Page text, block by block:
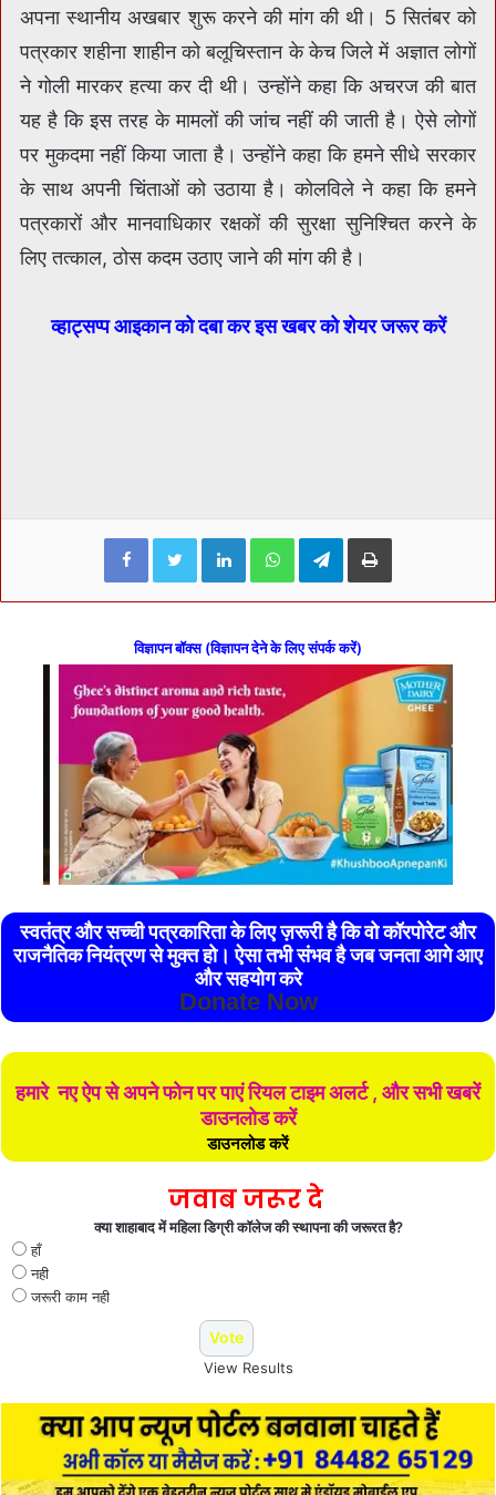
अपना स्थानीय अखबार शुरू करने की मांग की थी। 5 सितंबर को
पत्रकार शहीना शाहीन को बलूचिस्तान के केच जिले में अज्ञात लोगों
ने गोली मारकर हत्‍या कर दी थी। उन्‍होंने कहा कि अचरज की बात
यह है कि इस तरह के मामलों की जांच नहीं की जाती है। ऐसे लोगों
पर मुकदमा नहीं किया जाता है। उन्‍होंने कहा कि हमने सीधे सरकार
के साथ अपनी चिंताओं को उठाया है। कोलविले ने कहा कि हमने
पत्रकारों और मानवाधिकार रक्षकों की सुरक्षा सुनिश्चित करने के
लिए तत्काल, ठोस कदम उठाए जाने की मांग की है।
व्हाट्सप्प आइकान को दबा कर इस खबर को शेयर जरूर करें
FacebookTwitterLinkedInWhatsAppTelegramPrint
विज्ञापन बॉक्स (विज्ञापन देने के लिए संपर्क करें)
स्वतंत्र और सच्ची पत्रकारिता के लिए ज़रूरी है कि वो कॉरपोरेट और
राजनैतिक नियंत्रण से मुक्त हो। ऐसा तभी संभव है जब जनता आगे आए
और सहयोग करे
Donate Now
हमारे नए ऐप से अपने फोन पर पाएं रियल टाइम अलर्ट , और सभी खबरें
डाउनलोड करें
डाउनलोड करें
जवाब जरूर दे
क्या शाहाबाद में महिला डिग्री कॉलेज की स्थापना की जरूरत है?
हाँ
नही
जरूरी काम नही
View Results